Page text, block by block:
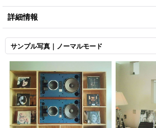
詳細情報
サンプル写真｜ノーマルモード